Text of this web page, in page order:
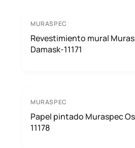
MURASPEC
Revestimiento mural
Damask-11171
MURASPEC
Papel pintado Muraspec
11178